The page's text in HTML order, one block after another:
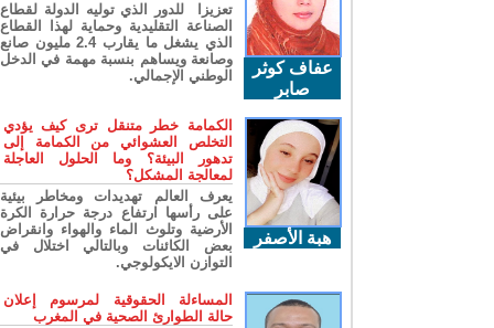
عفاف كوثر
صابر
تعزيزا للدور الذي توليه الدولة لقطاع
الصناعة التقليدية وحماية لهذا القطاع
الذي يشغل ما يقارب 2.4 مليون صانع
وصانعة ويساهم بنسبة مهمة في الدخل
الوطني الإجمالي.
هبة الأصفر
الكمامة خطر متنقل ترى كيف يؤدي
التخلص العشوائي من الكمامة إلى
تدهور البيئة؟ وما الحلول العاجلة
لمعالجة المشكل؟
يعرف العالم تهديدات ومخاطر بيئية
على رأسها ارتفاع درجة حرارة الكرة
الأرضية وتلوث الماء والهواء وانقراض
بعض الكائنات وبالتالي اختلال في
التوازن الايكولوجي.
المساءلة الحقوقية لمرسوم إعلان
حالة الطوارئ الصحية في المغرب